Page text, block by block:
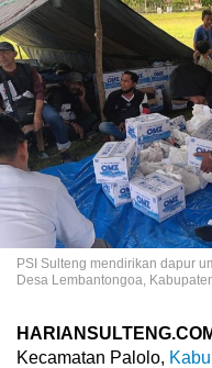
PSI Sulteng mendirikan dapur
Desa Lembantongoa,
Kecamatan Palolo,